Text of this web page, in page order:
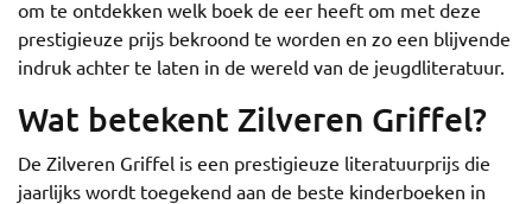
om te ontdekken welk boek de eer heeft om met deze
prestigieuze prijs bekroond te worden en zo een blijvende
indruk achter te laten in de wereld van de jeugdliteratuur.
Wat betekent Zilveren Griffel?
De Zilveren Griffel is een prestigieuze literatuurprijs die
jaarlijks wordt toegekend aan de beste kinderboeken in